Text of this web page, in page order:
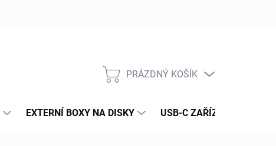
NÁKUPNÍ
PRÁZDNÝ KOŠÍK
EXTERNÍ BOXY NA DISKY USB-C ZAŘÍZENÍ